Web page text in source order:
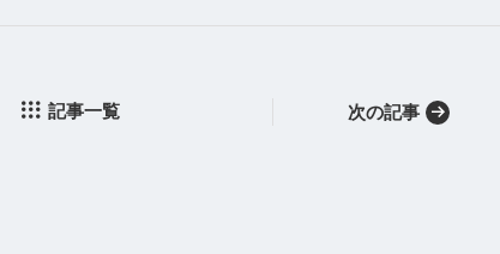
記事一覧 次の記事